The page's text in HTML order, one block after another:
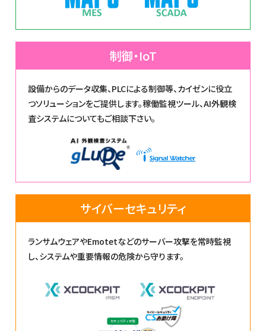
制御・IoT
設備からのデータ収集、PLCによる制御等、カイゼンに役立
つソリューションをご提供します。稼働監視ツール、AI外観検
査システムについてもご相談下さい。
サイバーセキュリティ
ランサムウェアやEmotetなどのサーバー攻撃を常時監視
し、システムや重要情報の危険から守ります。